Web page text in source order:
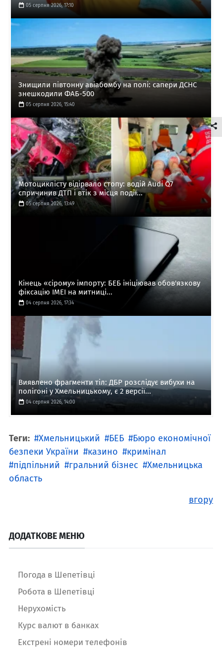
05 серпня 2026, 17:10
Знищили півтонну авіабомбу на полі: сапери ДСНС
знешкодили ФАБ-500
05 серпня 2026, 15:40
Мотоциклісту відірвало стопу: водій Audi Q7
спричинив ДТП і втік з місця події...
05 серпня 2026, 13:49
Кінець «сірому» імпорту: БЕБ ініціював обов'язкову
фіксацію IMEI на митниці...
04 серпня 2026, 17:34
Виявлено фрагменти тіл: ДБР розслідує вибухи на
полігоні у Хмельницькому, є 2 версії...
04 серпня 2026, 14:00
Теги: Хмельницький БЕБ
Бюро економічної
безпеки України
казино
кримінал
підпільний
гральний бізнес
Хмельницька
область
вгору
ДОДАТКОВЕ МЕНЮ
Погода в Шепетівці
Робота в Шепетівці
Нерухомість
Курс валют в банках
Екстрені номери телефонів